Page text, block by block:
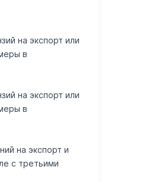
на экспорт или
в
на экспорт или
в
на экспорт и
с третьими